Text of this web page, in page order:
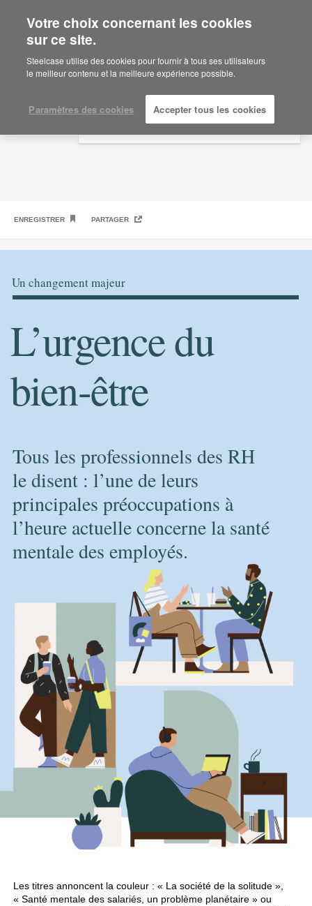
Are you in United States?
Would you like to see Products we sell in
your region?
English
Español
L’urgence du bien-être
ENREGISTRER PARTAGER
Un changement majeur
L’urgence du
bien-être
Les titres annoncent la couleur : « La société de la solitude »,
« Santé mentale des salariés, un problème planétaire » ou
Tous les professionnels des RH
le disent : l’une de leurs
principales préoccupations à
l’heure actuelle concerne la santé
mentale des employés.
Votre choix concernant les cookies
sur ce site.
Steelcase utilise des cookies pour fournir à tous ses utilisateurs
le meilleur contenu et la meilleure expérience possible.
Paramètres des cookies Accepter tous les cookies